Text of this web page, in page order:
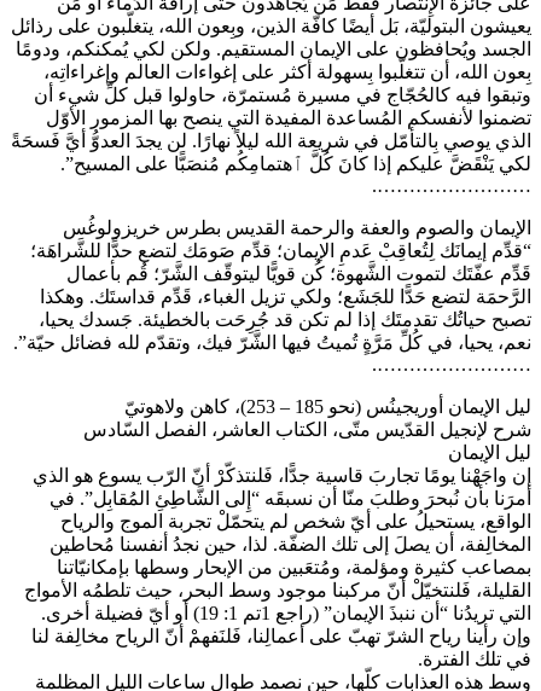
يعيشون البتوليّة، بَل أيضًا كافّة الذين، وبِعون الله، يتغلّبون على رذائل
الجسد ويُحافظون على الإيمان المستقيم. ولكن لكي يُمكنكم، ودومًا
بِعون الله، أن تتغلّبوا بِسهولة أكثر على إغواءات العالم وإغراءاتِه،
وتبقوا فيه كالحُجّاج في مسيرة مُستمرّة، حاولوا قبل كلِّ شيء أن
تضمنوا لأنفسكم المُساعدة المفيدة التي ينصح بها المزمور الأوّل
الذي يوصي بِالتأمّل في شريعة الله ليلاً نهارًا. لن يجدَ العدوُّ أيَّ فَسحَةً
لكي يَنْقَضَّ عليكم إذا كانَ كُلَّ ٱهتمامِكُم مُنصَبًّا على المسيح”.
…………………….
الإيمان والصوم والعفة والرحمة القديس بطرس خريزولوغُس
“قدِّم إيمانَك لِتُعاقِبْ عَدمِ الإيمان؛ قدِّم صَومَك لتضع حدًّا للشَّراهَة؛
قَدِّم عفّتَك لتموت الشَّهوة؛ كُن قويًّا ليتوقّف الشَّرّ؛ قُم بأعمال
الرَّحمَة لتضع حَدًّا للجَشَع؛ ولكي تزيل الغباء، قَدِّم قداستَك. وهكذا
تصبح حياتُك تقدمتَك إذا لم تكن قد جُرِحَت بالخطيئة. جَسدك يحيا،
نعم، يحيا، في كُلِّ مَرَّةٍ تُميتُ فيها الشَّرّ فيك، وتقدّم لله فضائل حيّة”.
…………………….
ليل الإيمان أوريجينُس (نحو 185 – 253)، كاهن ولاهوتيّ
شرح لإنجيل القدّيس متّى، الكتاب العاشر، الفصل السّادس
ليل الإيمان
إن واجَهْنا يومًا تجاربَ قاسية جدًّا، فَلنتذكّرْ أنّ الرّب يسوع هو الذي
أمرَنا بأن نُبحرَ وطلبَ منّا أن نسبقَه “إِلى الشَّاطِئِ المُقابِل”. في
الواقع، يستحيلُ على أيّ شخص لم يتحمّلْ تجربة الموج والرياح
المخالِفة، أن يصلَ إلى تلك الضفّة. لذا، حين نجدُ أنفسنا مُحاطين
بمصاعب كثيرة ومؤلمة، ومُتعَبين من الإبحار وسطها بإمكانيّاتنا
القليلة، فَلنتخيّلْ أنّ مركبنا موجود وسط البحر، حيث تلطمُه الأمواج
التي تريدُنا “أن ننبذَ الإيمان” (راجع 1تم 1: 19) أو أيّ فضيلة أخرى.
وإن رأينا رياح الشرّ تهبّ على أعمالِنا، فَلنَفهمْ أنّ الرياح مخالِفة لنا
في تلك الفترة.
وسط هذه العذابات كلّها، حين نصمد طوال ساعات الليل المظلمة